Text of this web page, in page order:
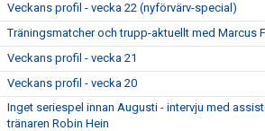
Veckans profil - vecka 22 (nyförvärv-special)
Träningsmatcher och trupp-aktuellt med Marcus
Veckans profil - vecka 21
Veckans profil - vecka 20
Inget seriespel innan Augusti - intervju med
tränaren Robin Hein